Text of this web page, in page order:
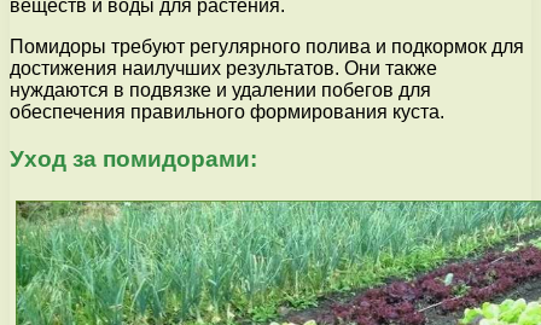
веществ и воды для растения.
Помидоры требуют регулярного полива и подкормок для
достижения наилучших результатов. Они также
нуждаются в подвязке и удалении побегов для
обеспечения правильного формирования куста.
Уход за помидорами: